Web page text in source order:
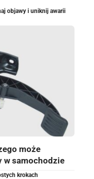
objawy i uniknij awarii
może
w samochodzie
krokach